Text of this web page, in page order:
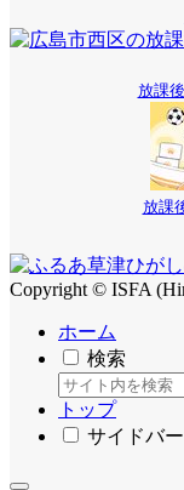
放課
放課
Copyright © ISFA
ホーム
検索
トップ
サイドバー